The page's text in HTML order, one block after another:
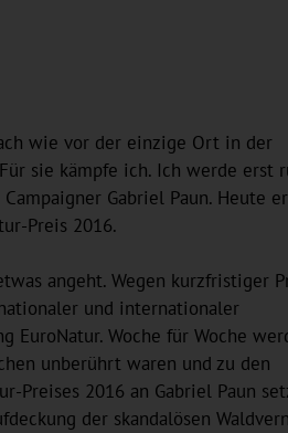
wie vor der einzige Ort in der
sie kämpfe ich. Ich werde erst
Gabriel Paun. Heute
Preis 2016.
angeht. Wegen kurzfristiger
und internationaler
EuroNatur. Woche für Woche
unberührt waren und zu den
Preises 2016 an Gabriel Paun
der skandalösen